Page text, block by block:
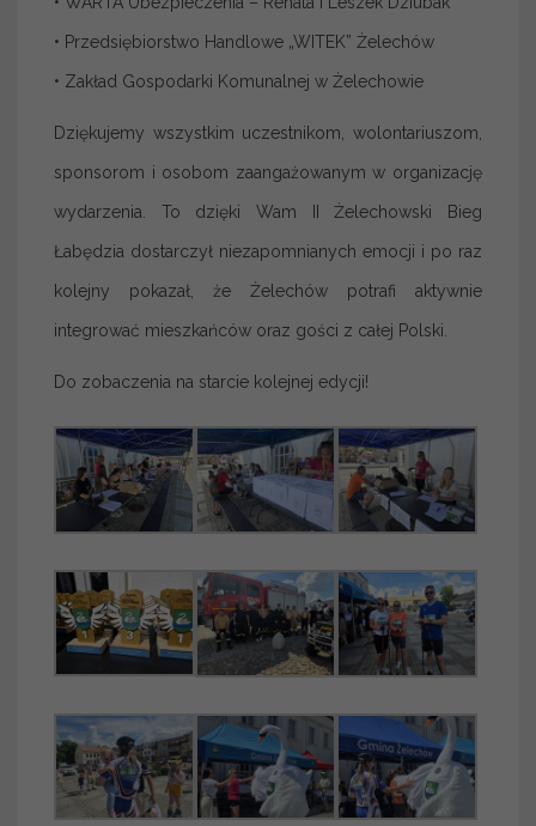
• Przedsiębiorstwo Handlowe „WITEK” Żelechów
• Zakład Gospodarki Komunalnej w Żelechowie
Dziękujemy wszystkim uczestnikom, wolontariuszom,
sponsorom i osobom zaangażowanym w organizację
wydarzenia. To dzięki Wam II Żelechowski Bieg
Łabędzia dostarczył niezapomnianych emocji i po raz
kolejny pokazał, że Żelechów potrafi aktywnie
integrować mieszkańców oraz gości z całej Polski.
Do zobaczenia na starcie kolejnej edycji!